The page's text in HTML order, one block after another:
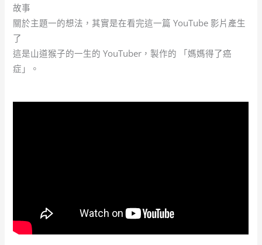
故事
關於主題一的想法，其實是在看完這一篇 YouTube 影片產生
了
這是山道猴子的一生的 YouTuber，製作的 「媽媽得了癌
症」。